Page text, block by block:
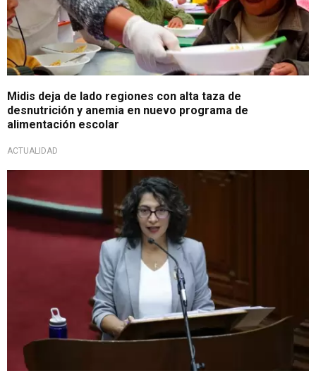
Midis deja de lado regiones con alta taza de
desnutrición y anemia en nuevo programa de
alimentación escolar
ACTUALIDAD